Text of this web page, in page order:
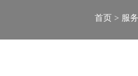
首页 > 服